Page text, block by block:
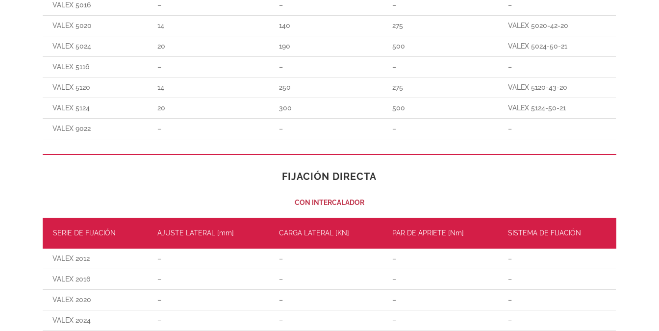
VALEX 5016 – – – –
VALEX 5020 14 140 275 VALEX 5020-42-20
VALEX 5024 20 190 500 VALEX 5024-50-21
VALEX 5116 – – – –
VALEX 5120 14 250 275 VALEX 5120-43-20
VALEX 5124 20 300 500 VALEX 5124-50-21
VALEX 9022 – – – –
FIJACIÓN DIRECTA
CON INTERCALADOR
SERIE DE FIJACIÓN AJUSTE LATERAL [mm] CARGA LATERAL [KN] PAR DE APRIETE [Nm] SISTEMA DE FIJACIÓN
VALEX 2012 – – – –
VALEX 2016 – – – –
VALEX 2020 – – – –
VALEX 2024 – – – –